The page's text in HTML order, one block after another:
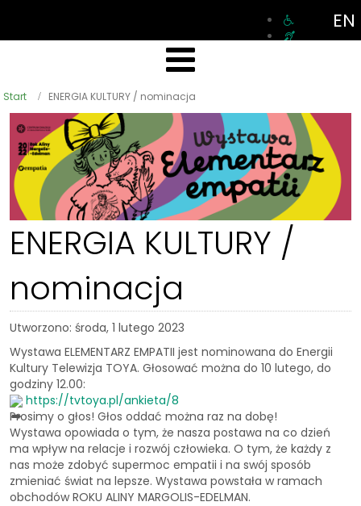
EN
Start ENERGIA KULTURY / nominacja
ENERGIA KULTURY /
nominacja
Utworzono: środa, 1 lutego 2023
Wystawa ELEMENTARZ EMPATII jest nominowana do Energii
Kultury Telewizja TOYA. Głosować można do 10 lutego, do
godziny 12.00:
https://tvtoya.pl/ankieta/8
Prosimy o głos! Głos oddać można raz na dobę!
Wystawa opowiada o tym, że nasza postawa na co dzień
ma wpływ na relacje i rozwój człowieka. O tym, że każdy z
nas może zdobyć supermoc empatii i na swój sposób
zmieniać świat na lepsze. Wystawa powstała w ramach
obchodów ROKU ALINY MARGOLIS-EDELMAN.